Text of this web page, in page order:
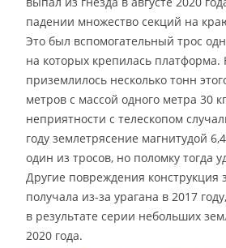
падении множество секций на
Это был вспомогательный трос
на которых крепилась платформа.
приземлилось несколько тонн
метров с массой одного метра 30
неприятности с телескопом
году землетрясение магнитудой
один из тросов, но поломку тогда
Другие повреждения конструкция
получала из-за урагана в 2017
в результате серии небольших
2020 года.